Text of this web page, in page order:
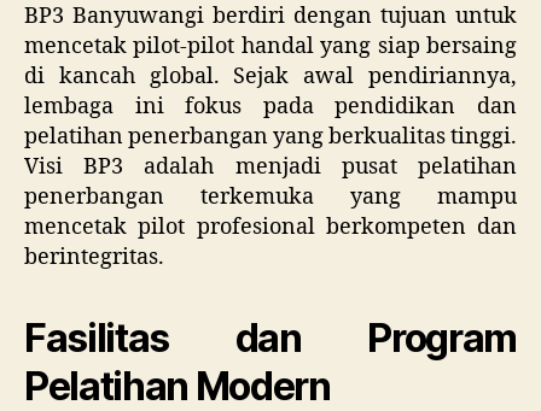
BP3 Banyuwangi berdiri dengan tujuan untuk
mencetak pilot-pilot handal yang siap bersaing
di kancah global. Sejak awal pendiriannya,
lembaga ini fokus pada pendidikan dan
pelatihan penerbangan yang berkualitas tinggi.
Visi BP3 adalah menjadi pusat pelatihan
penerbangan terkemuka yang mampu
mencetak pilot profesional berkompeten dan
berintegritas.
Fasilitas dan Program
Pelatihan Modern